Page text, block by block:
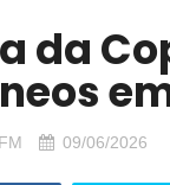
09/06/2026